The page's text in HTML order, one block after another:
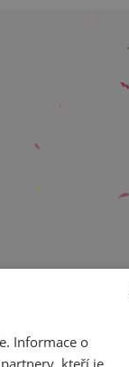
Informace o
kteří je